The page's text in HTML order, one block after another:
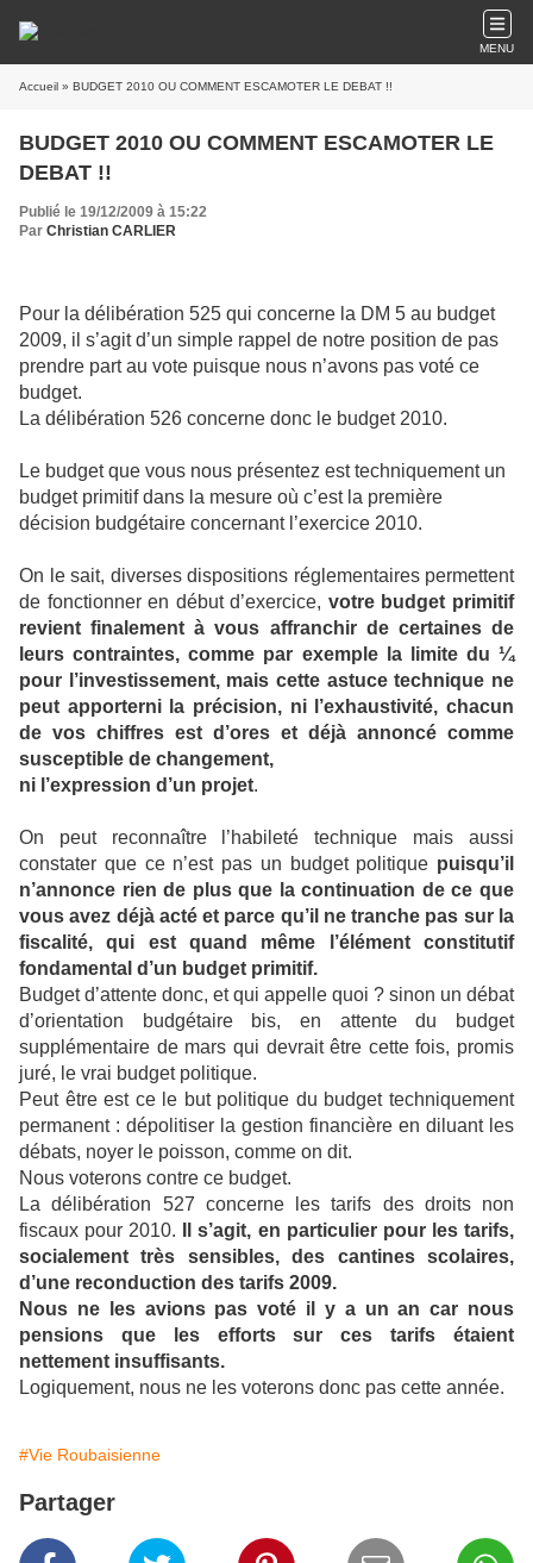
MENU
Accueil » BUDGET 2010 OU COMMENT ESCAMOTER LE DEBAT !!
BUDGET 2010 OU COMMENT ESCAMOTER LE
DEBAT !!
Publié le 19/12/2009 à 15:22
Par Christian CARLIER
Pour la délibération 525 qui concerne la DM 5 au budget
2009, il s’agit d’un simple rappel de notre position de pas
prendre part au vote puisque nous n’avons pas voté ce
budget.
La délibération 526 concerne donc le budget 2010.
Le budget que vous nous présentez est techniquement un
budget primitif dans la mesure où c’est la première
décision budgétaire concernant l’exercice 2010.
On le sait, diverses dispositions réglementaires permettent
de fonctionner en début d’exercice, votre budget primitif
revient finalement à vous affranchir de certaines de
leurs contraintes, comme par exemple la limite du ¼
pour l’investissement, mais cette astuce technique ne
peut apporterni la précision, ni l’exhaustivité, chacun
de vos chiffres est d’ores et déjà annoncé comme
susceptible de changement,
ni l’expression d’un projet.
On peut reconnaître l’habileté technique mais aussi
constater que ce n’est pas un budget politique puisqu’il
n’annonce rien de plus que la continuation de ce que
vous avez déjà acté et parce qu’il ne tranche pas sur la
fiscalité, qui est quand même l’élément constitutif
fondamental d’un budget primitif.
Budget d’attente donc, et qui appelle quoi ? sinon un débat
d’orientation budgétaire bis, en attente du budget
supplémentaire de mars qui devrait être cette fois, promis
juré, le vrai budget politique.
Peut être est ce le but politique du budget techniquement
permanent : dépolitiser la gestion financière en diluant les
débats, noyer le poisson, comme on dit.
Nous voterons contre ce budget.
La délibération 527 concerne les tarifs des droits non
fiscaux pour 2010.
Il s’agit, en particulier pour les tarifs,
socialement très sensibles, des cantines scolaires,
d’une reconduction des tarifs 2009.
Nous ne les avions pas voté il y a un an car nous
pensions que les efforts sur ces tarifs étaient
nettement insuffisants.
Logiquement, nous ne les voterons donc pas cette année.
#Vie Roubaisienne
Partager